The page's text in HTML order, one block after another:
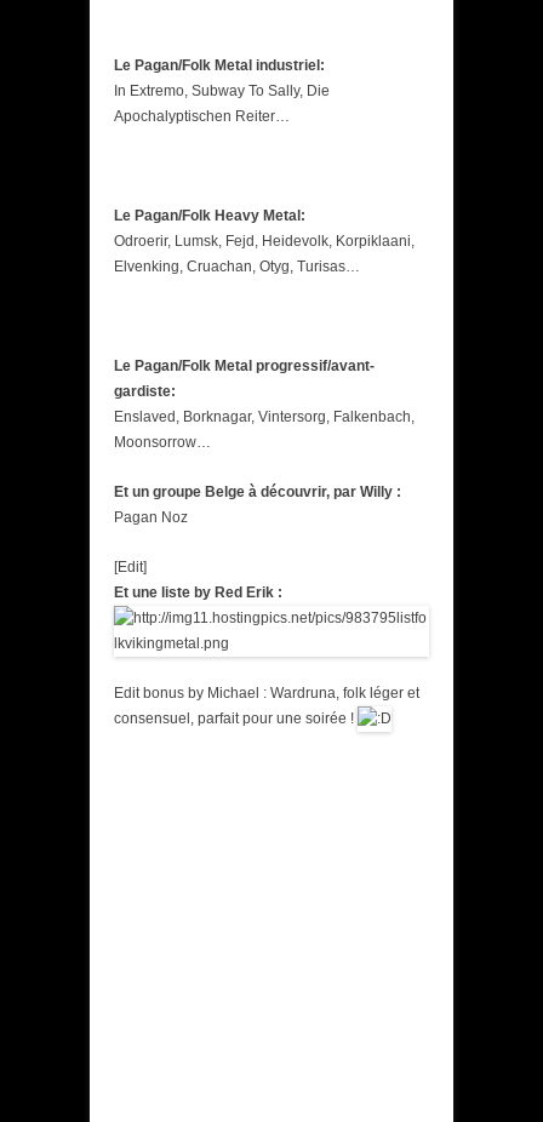
Le Pagan/Folk Metal industriel:
In Extremo, Subway To Sally, Die
Apochalyptischen Reiter…
Le Pagan/Folk Heavy Metal:
Odroerir, Lumsk, Fejd, Heidevolk, Korpiklaani,
Elvenking, Cruachan, Otyg, Turisas…
Le Pagan/Folk Metal progressif/avant-
gardiste:
Enslaved, Borknagar, Vintersorg, Falkenbach,
Moonsorrow…
Et un groupe Belge à découvrir, par Willy :
Pagan Noz
[Edit]
Et une liste by Red Erik :
Edit bonus by Michael : Wardruna, folk léger et
consensuel, parfait pour une soirée !